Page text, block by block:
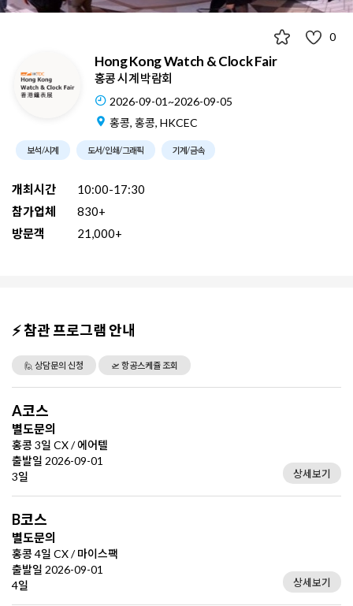
0
Hong Kong Watch & Clock Fair
홍콩 시계 박람회
2026-09-01~2026-09-05
홍콩, 홍콩, HKCEC
보석/시계 도서/인쇄/그래픽 기계/금속
개최시간
10:00-17:30
참가업체
830+
방문객
21,000+
⚡ 참관 프로그램 안내
🙋 상담문의 신청 🛫 항공스케쥴 조회
A코스
별도문의
홍콩 3일 CX / 에어텔
출발일 2026-09-01
3일
상세보기
B코스
별도문의
홍콩 4일 CX / 마이스팩
출발일 2026-09-01
4일
상세보기